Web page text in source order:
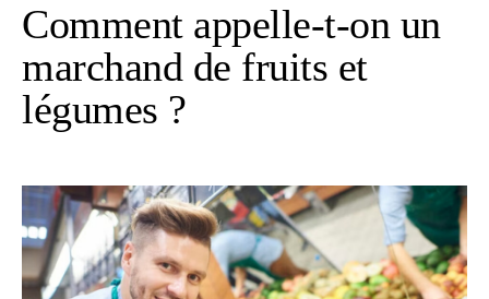
Comment appelle-t-on un
marchand de fruits et
légumes ?